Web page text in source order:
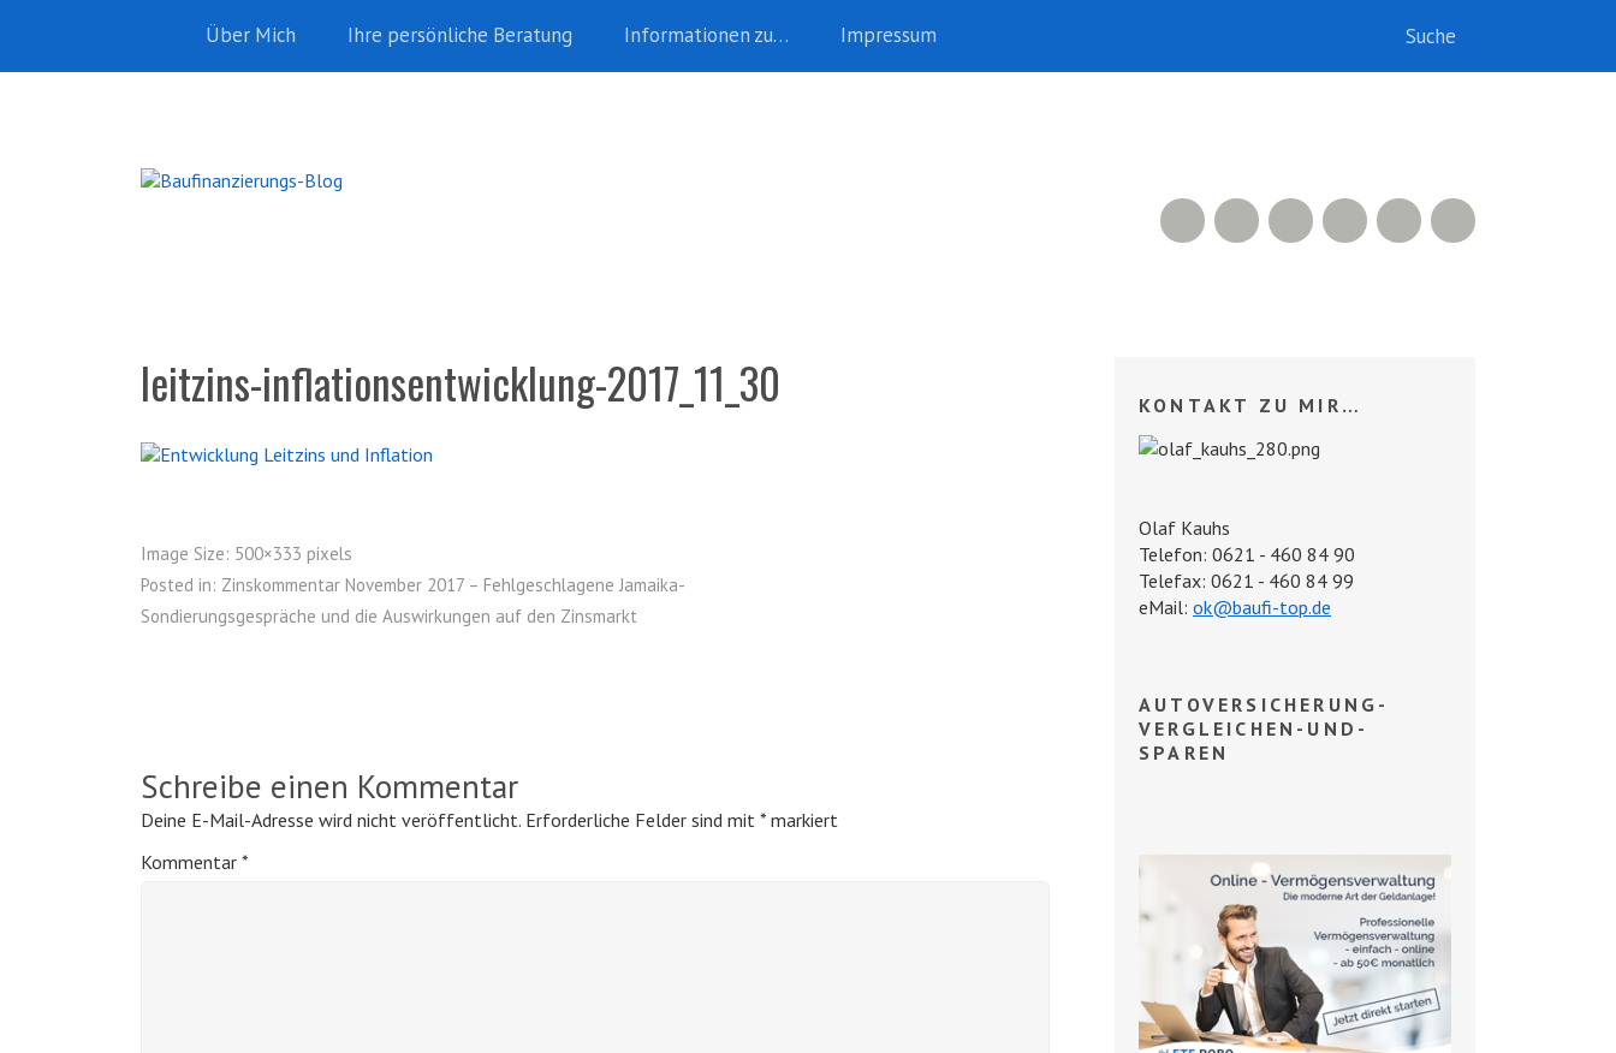
Über Mich Ihre persönliche Beratung Informationen zu… Impressum
Facebook
500px
LinkedIn
Xing
RSS Feed
leitzins-inflationsentwicklung-2017_11_30
Image Size: 500×333 pixels
Posted in: Zinskommentar November 2017 – Fehlgeschlagene Jamaika-
Sondierungsgespräche und die Auswirkungen auf den Zinsmarkt
Schreibe einen Kommentar
Deine E-Mail-Adresse wird nicht veröffentlicht. Erforderliche Felder sind mit * markiert
Kommentar *
KONTAKT ZU MIR…
Olaf Kauhs
Telefon: 0621 - 460 84 90
Telefax: 0621 - 460 84 99
eMail: ok@baufi-top.de
AUTOVERSICHERUNG-
VERGLEICHEN-UND-
SPAREN